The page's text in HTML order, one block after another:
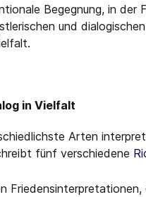
Begegnung, in
und
in Vielfalt
Arten
fünf verschiedene